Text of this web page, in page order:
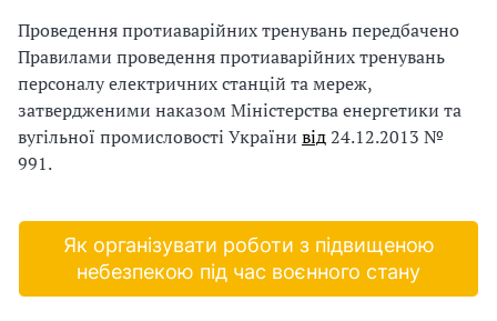
Проведення протиаварійних тренувань передбачено
Правилами проведення протиаварійних тренувань
персоналу електричних станцій та мереж,
затвердженими наказом Міністерства енергетики та
вугільної промисловості України від24.12.2013 №
991.
Як організувати роботи з підвищеною
небезпекою під час воєнного стану
и
С
У
О